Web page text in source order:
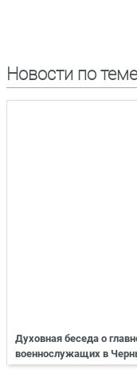
Новости по теме
Духовная беседа о
военнослужащих в